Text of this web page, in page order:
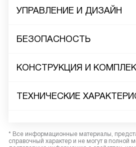
УПРАВЛЕНИЕ И ДИЗАЙН
БЕЗОПАСНОСТЬ
КОНСТРУКЦИЯ И
ТЕХНИЧЕСКИЕ
* Все информационные материалы,
справочный характер и не могут в полной